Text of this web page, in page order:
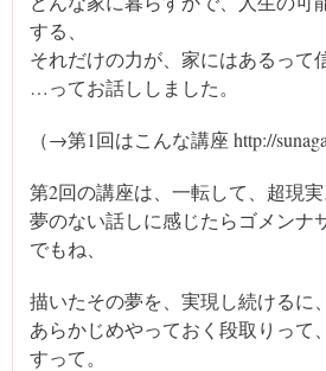
する、
それだけの力が、家にはあるって
…ってお話ししました。
（→第1回はこんな講座 http://
第2回の講座は、一転して、超現実
夢のない話しに感じたらゴメンナ
でもね、
描いたその夢を、実現し続けるに、
あらかじめやっておく段取りって
すって。